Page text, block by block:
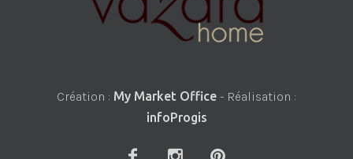
Création : My Market Office - Réalisation :
infoProgis